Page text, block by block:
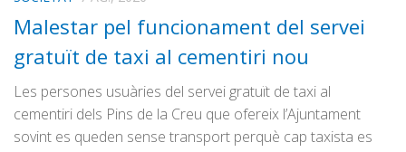
Malestar pel funcionament del servei
gratuït de taxi al cementiri nou
Les persones usuàries del servei gratuït de taxi al
cementiri dels Pins de la Creu que ofereix l’Ajuntament
sovint es queden sense transport perquè cap taxista es